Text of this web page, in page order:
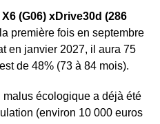
(G06) xDrive30d (286
première fois en septembre
en janvier 2027, il aura 75
de 48% (73 à 84 mois).
écologique a déjà été
(environ 10 000 euros